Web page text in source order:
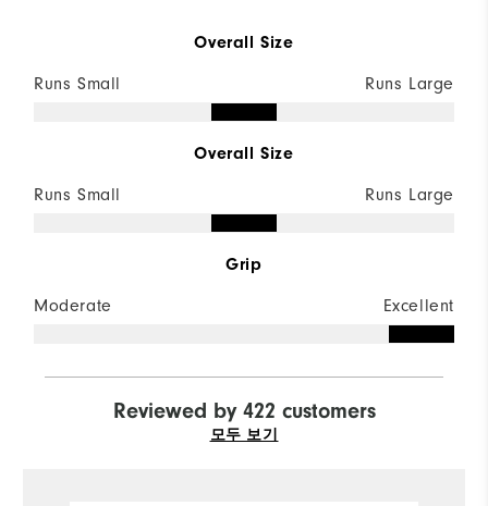
Overall Size
Runs Small Runs Large
Overall Size
Runs Small Runs Large
Grip
Moderate Excellent
Reviewed by 422 customers
모두 보기